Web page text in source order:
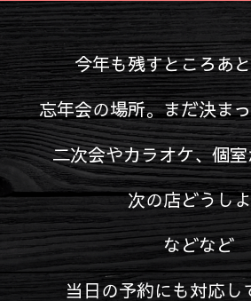
今年も残すところあ
忘年会の場所。まだ決ま
二次会やカラオケ、個
次の店どうし
などなど
当日の予約にも対応し